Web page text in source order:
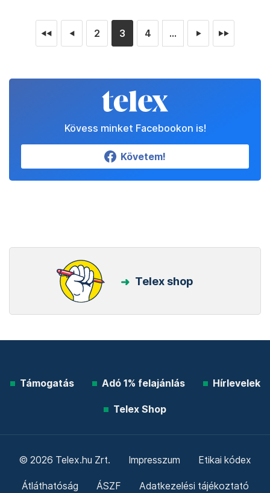
◄◄ ◄ 2 3 4 ... ► ►►
Kövess minket Facebookon is!
Követem!
Telex shop
Támogatás Adó 1% felajánlás Hírlevelek
Telex Shop
© 2026 Telex.hu Zrt. Impresszum Etikai kódex
Átláthatóság ÁSZF Adatkezelési tájékoztató